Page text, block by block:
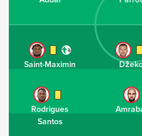
Rodrigues
Santos
Saint-Maximin